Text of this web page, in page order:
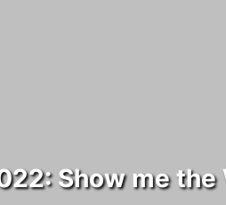
Show me